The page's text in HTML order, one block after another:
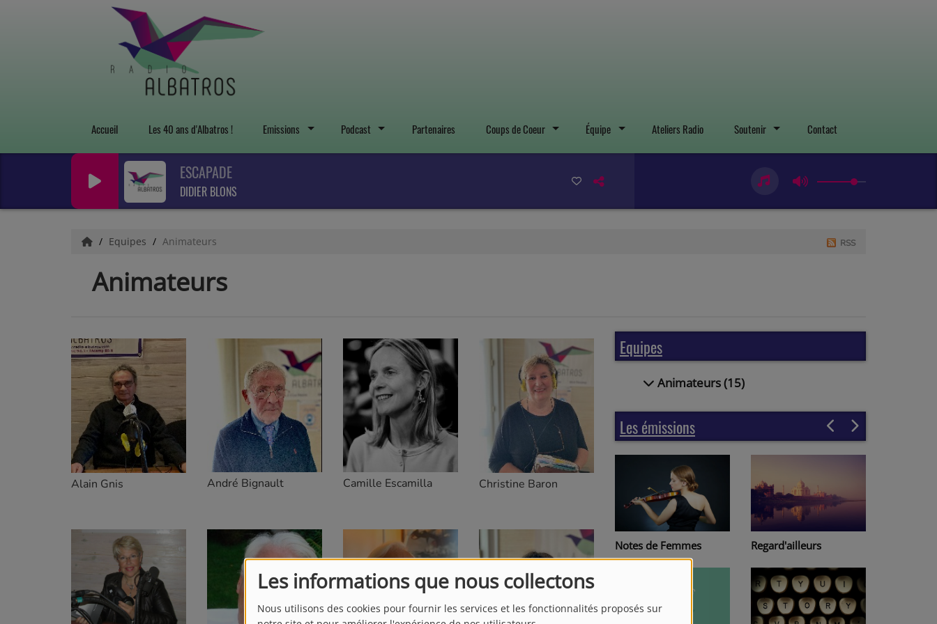
Les informations que nous collectons
Nous utilisons des cookies pour fournir les services et les fonctionnalités proposés sur
Accueil Les 40 ans d'Albatros ! Emissions Podcast Partenaires Coups de Coeur Équipe Ateliers Radio Soutenir Contact
ESCAPADE
DIDIER BLONS
Equipes Animateurs
Animateurs
RSS
Alain Gnis André Bignault Camille Escamilla Christine Baron
Equipes
Animateurs (15)
Les émissions
Notes de Femmes Regard'ailleurs